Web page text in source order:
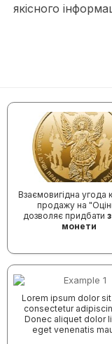
якісного
Взаємовигідна угода
продажу на
дозволяє придбати
монети
Lorem ipsum dolor
consectetur
Donec aliquet dolor
eget venenatis